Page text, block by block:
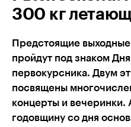
300 кг
Предстоящие
пройдут под знаком
первокурсника. Двум
посвящены
концерты и вечеринки.
годовщину со дня